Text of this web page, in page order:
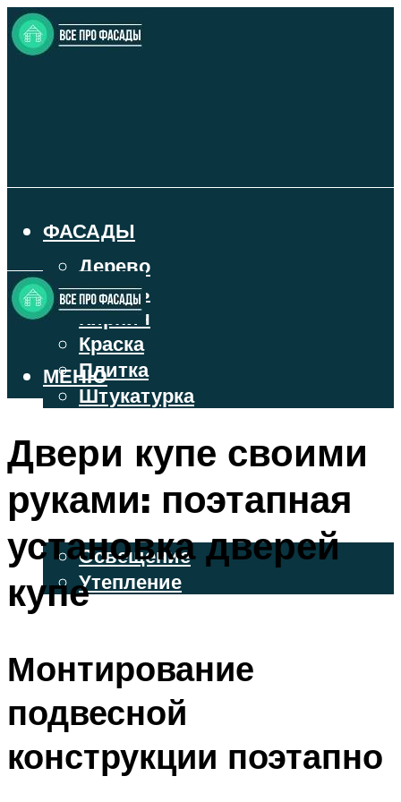
ФАСАДЫ
Дерево
Камень
Кирпич
Краска
Плитка
Штукатурка
ФАСАДНЫЙ САЙДИНГ
ОСВЕЩЕНИЕ И УТЕПЛЕНИЕ
Освещение
Утепление
МЕНЮ
МЕНЮ
Двери купе своими
руками: поэтапная
установка дверей
купе
Монтирование
подвесной
конструкции поэтапно